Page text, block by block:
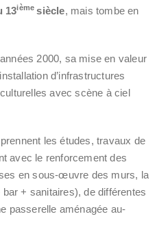
13ième siècle, mais tombe en
2000, sa mise en valeur
d’infrastructures
avec scène à ciel
les études, travaux de
avec le renforcement des
en sous-œuvre des murs, la
+ sanitaires), de différentes
passerelle aménagée au-